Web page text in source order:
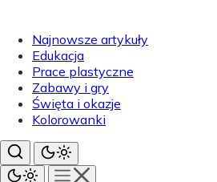
Najnowsze artykuły
Edukacja
Prace plastyczne
Zabawy i gry
Święta i okazje
Kolorowanki